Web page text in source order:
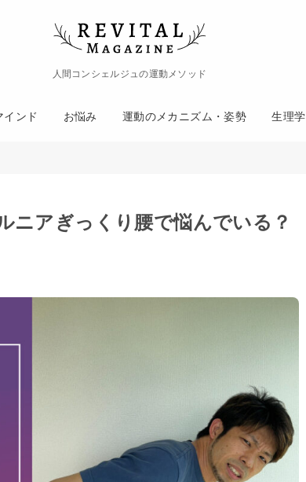
人間コンシェルジュの運動メソッド
インド お悩み 運動のメカニズム・姿勢 生理学
ニアぎっくり腰で悩んでいる？